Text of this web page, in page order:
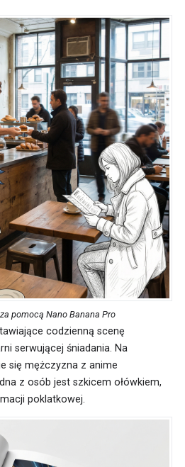
pomocą Nano Banana Pro
codzienną scenę
serwującej śniadania. Na
się mężczyzna z anime
z osób jest szkicem ołówkiem,
poklatkowej.